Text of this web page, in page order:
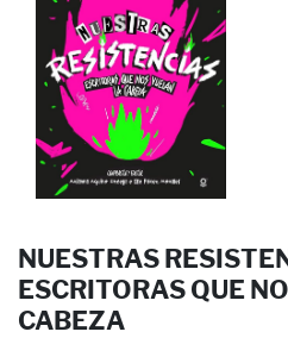
NUESTRAS
ESCRITORAS QUE
CABEZA